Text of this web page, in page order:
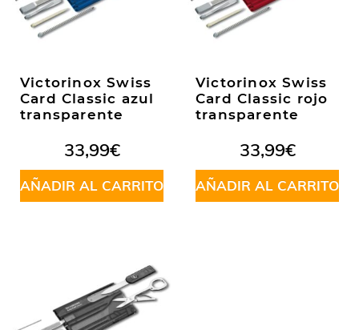
Victorinox Swiss
Card Classic azul
transparente
33,99€
AÑADIR AL CARRITO
Victorinox Swiss
Card Classic rojo
transparente
33,99€
AÑADIR AL CARRITO